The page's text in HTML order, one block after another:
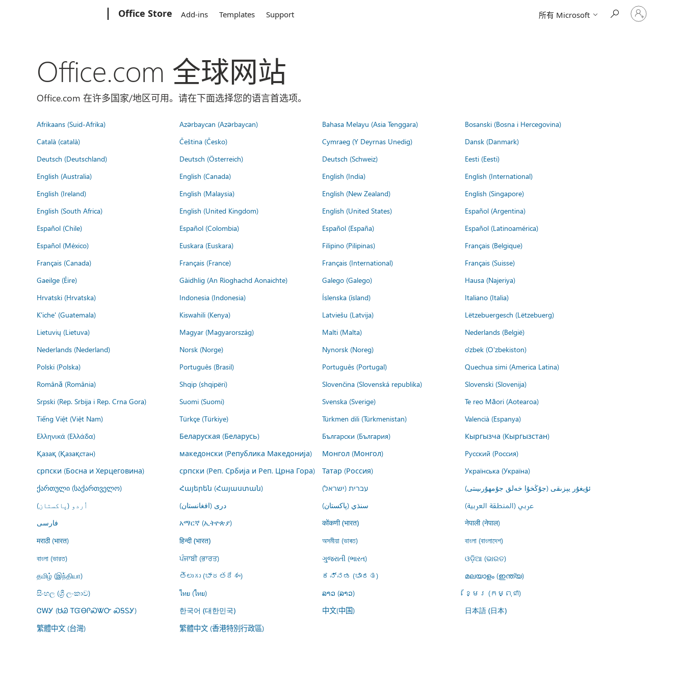
Office Store Add-ins Templates Support 所有 Microsoft
请
登
Office.com 全球网站
Office.com 在许多国家/地区可用。请在下面选择您的语言首选项。
Afrikaans (Suid-Afrika) Azərbaycan (Azərbaycan) Bahasa Melayu (Asia Tenggara)
Bosanski (Bosna i Hercegovina)
Català (català)
Čeština (Česko) Cymraeg (Y Deyrnas Unedig)
Dansk (Danmark)
Deutsch (Deutschland)
Deutsch (Österreich) Deutsch (Schweiz)
Eesti (Eesti)
English (Australia)
English (Canada) English (India)
English (International)
English (Ireland)
English (Malaysia) English (New Zealand)
English (Singapore)
English (South Africa)
English (United Kingdom) English (United States)
Español (Argentina)
Español (Chile)
Español (Colombia) Español (España)
Español (Latinoamérica)
Español (México)
Euskara (Euskara) Filipino (Pilipinas)
Français (Belgique)
Français (Canada)
Français (France) Français (International)
Français (Suisse)
Gaeilge (Éire)
Gàidhlig (An Rìoghachd Aonaichte) Galego (Galego)
Hausa (Najeriya)
Hrvatski (Hrvatska)
Indonesia (Indonesia) Íslenska (ísland)
Italiano (Italia)
K'iche' (Guatemala)
Kiswahili (Kenya) Latviešu (Latvija)
Lëtzebuergesch (Lëtzebuerg)
Lietuvių (Lietuva)
Magyar (Magyarország) Malti (Malta)
Nederlands (België)
Nederlands (Nederland)
Norsk (Norge) Nynorsk (Noreg)
o'zbek (O'zbekiston)
Polski (Polska)
Português (Brasil) Português (Portugal)
Quechua simi (America Latina)
Română (România)
Shqip (shqipëri) Slovenčina (Slovenská republika)
Slovenski (Slovenija)
Srpski (Rep. Srbija i Rep. Crna Gora)
Suomi (Suomi) Svenska (Sverige)
Te reo Māori (Aotearoa)
Tiếng Việt (Việt Nam)
Türkçe (Türkiye) Türkmen dili (Türkmenistan)
Valencià (Espanya)
Ελληνικά (Ελλάδα)
Беларуская (Беларусь) Български (България)
Кыргызча (Кыргызстан)
Қазақ (Қазақстан)
македонски (Република Македонија) Монгол (Монгол)
Русский (Россия)
српски (Босна и Херцеговина)
српски (Реп. Србија и Реп. Црна Гора) Татар (Россия)
Українська (Україна)
ქართული (საქართველო)
Հայերեն (Հայաստան) עברית (ישראל)
ئۇيغۇر يېزىقى (جۇڭخۇا خەلق جۇمھۇرىيىتى)
اُردو (پاکستان)
درى (افغانستان) سنڌي (پاکستان)
عربي (المنطقة العربية)
فارسى
አማርኛ (ኢትዮጵያ) कोंकणी (भारत)
नेपाली (नेपाल)
मराठी (भारत)
हिन्दी (भारत) অসমীয়া (ভাৰত)
বাংলা (বাংলাদেশ)
বাংলা (ভারত)
ਪੰਜਾਬੀ (ਭਾਰਤ) ગુજરાતી (ભારત)
ଓଡ଼ିଆ (ଭାରତ)
தமிழ் (இந்தியா)
తెలుగు (భారతదేశం) ಕನ್ನಡ (ಭಾರತ)
മലയാളം (ഇന്ത്യ)
සිංහල (ශ්‍රී ලංකාව)
ไทย (ไทย) ລາວ (ລາວ)
ខ្មែរ (កម្ពុជា)
ᏣᎳᎩ (ᏌᏊ ᎢᏳᎾᎵᏍᏔᏅ ᏍᎦᏚᎩ)
한국어 (대한민국) 中文(中国) 日本語 (日本)
繁體中文 (台灣) 繁體中文 (香港特別行政區)